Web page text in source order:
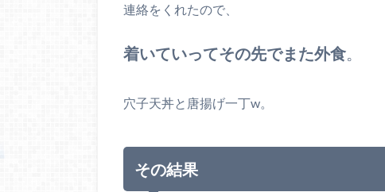
連絡をくれたので、
着いていってその先でまた外食。
穴子天丼と唐揚げ一丁w。
その結果